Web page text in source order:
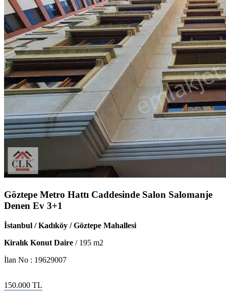
Göztepe Metro Hattı Caddesinde Salon Salomanje
Denen Ev 3+1
İstanbul / Kadıköy / Göztepe Mahallesi
Kiralık Konut Daire / 195 m2
İlan No : 19629007
150.000 TL